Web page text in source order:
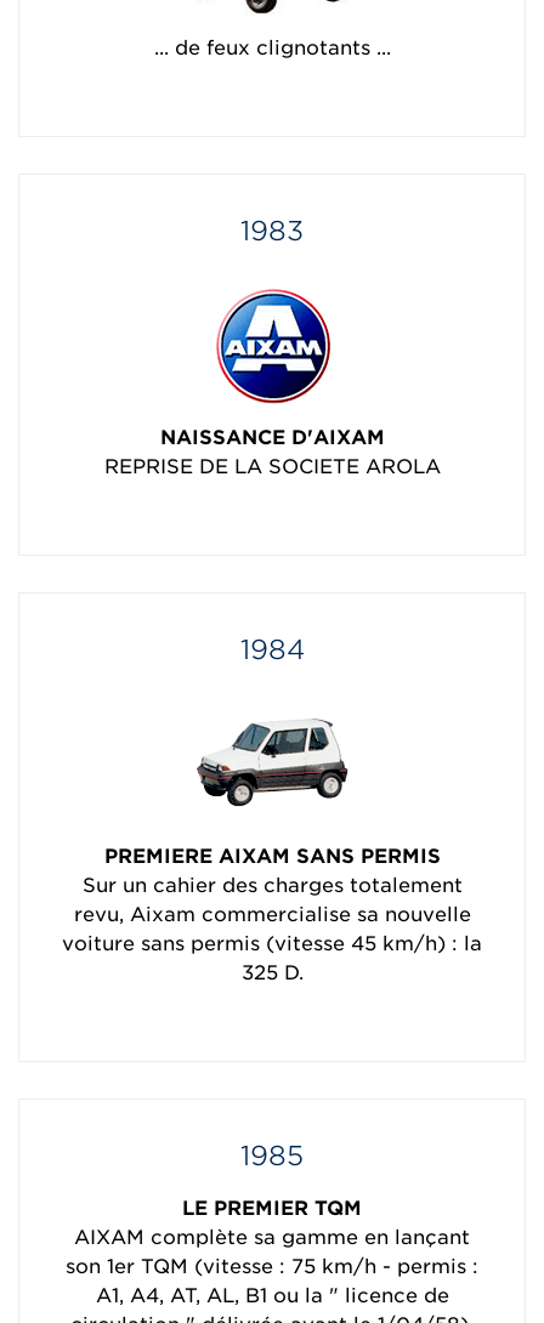
... de feux clignotants ...
1983
NAISSANCE D'AIXAM
REPRISE DE LA SOCIETE AROLA
1984
PREMIERE AIXAM SANS PERMIS
Sur un cahier des charges totalement
revu, Aixam commercialise sa nouvelle
voiture sans permis (vitesse 45 km/h) : la
325 D.
1985
LE PREMIER TQM
AIXAM complète sa gamme en lançant
son 1er TQM (vitesse : 75 km/h - permis :
A1, A4, AT, AL, B1 ou la " licence de